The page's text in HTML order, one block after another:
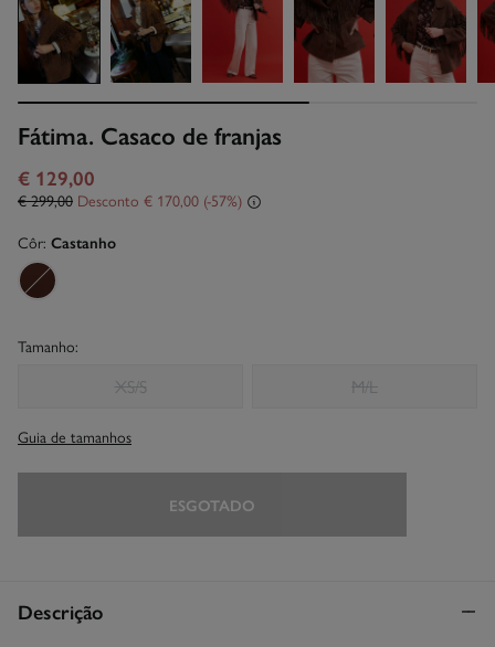
Fátima. Casaco de franjas
€ 129,00
€ 299,00 Desconto € 170,00 57
Côr: Castanho
Tamanho:
XS/S M/L
Guia de tamanhos
ESGOTADO
Descrição